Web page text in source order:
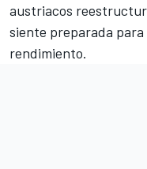
austriacos
siente preparada
rendimiento.